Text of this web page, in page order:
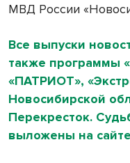
МВД России
Все выпуски
также программы
«ПАТРИОТ»,
Новосибирской
Перекресток.
выложены на